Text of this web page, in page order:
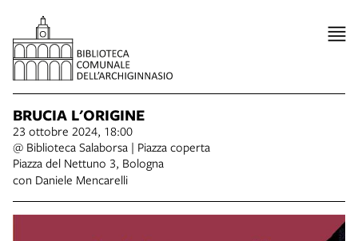
BRUCIA L'ORIGINE
23 ottobre 2024, 18:00
@ Biblioteca Salaborsa | Piazza coperta
Piazza del Nettuno 3, Bologna
con Daniele Mencarelli